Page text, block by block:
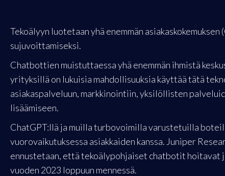
Tekoälyyn luotetaan yhä enemmän
sujuvoittamiseksi.
Chatbottien muistuttaessa yhä enemmän ihmistä
yrityksillä on lukuisia mahdollisuuksia käyttää tätä
asiakaspalveluun, markkinointiin, yksilöllisten
lisäämiseen.
ChatGPT:llä ja muilla turbovoimilla varustetuilla
vuorovaikutuksessa asiakkaiden kanssa. Juniper
ennustetaan, että tekoälypohjaiset chatbotit hoitavat
vuoden 2023 loppuun mennessä.